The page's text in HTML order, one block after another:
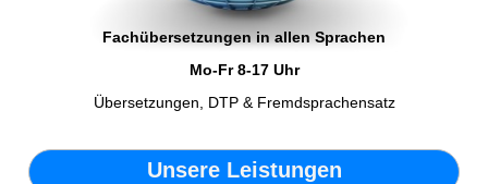
Fachübersetzungen in allen Sprachen
Mo-Fr 8-17 Uhr
Übersetzungen, DTP & Fremdsprachensatz
Unsere Leistungen